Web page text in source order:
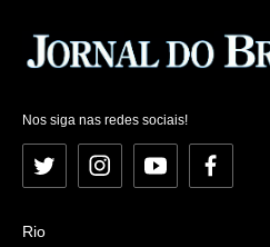
Nos siga nas redes sociais!
Twitter InstagramYouTubeFacebook
Rio